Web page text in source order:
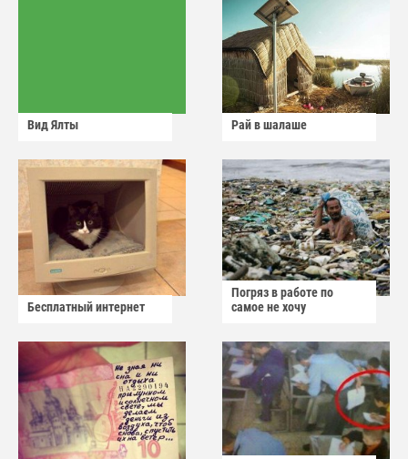
Вид Ялты Рай в шалаше
Бесплатный интернет
Погряз в работе по
самое не хочу